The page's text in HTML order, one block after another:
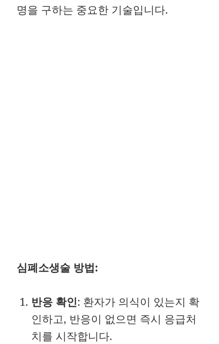
명을 구하는 중요한 기술입니다.
심폐소생술 방법:
반응 확인: 환자가 의식이 있는지 확
인하고, 반응이 없으면 즉시 응급처
치를 시작합니다.